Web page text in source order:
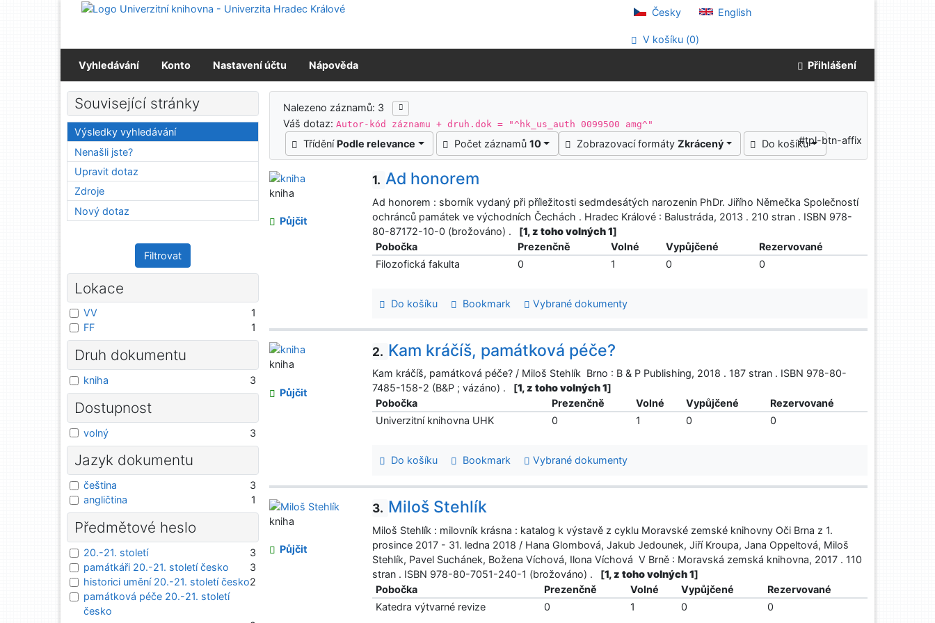
Přejít na obsah
Česky English
V košíku (0)
Vyhledávání Konto Nastavení účtu Nápověda Přihlášení
Výsledky vyhledávání
Nalezeno záznamů: 3
Váš dotaz:Autor-kód záznamu + druh.dok = "^hk_us_auth 0099500 amg^"
Třídění Podle relevance Počet záznamů 10 Zobrazovací formáty Zkrácený Do košíku#tpl-btn-affix
1. Ad honorem
Ad honorem : sborník vydaný při příležitosti sedmdesátých narozenin PhDr. Jiřího Němečka Společností
ochránců památek ve východních Čechách . Hradec Králové : Balustráda, 2013 . 210 stran . ISBN 978-
80-87172-10-0 (brožováno) .
[1, z toho volných 1]
Pobočka
Prezenčně Volné Vypůjčené
Rezervované
Filozofická fakulta
0 1 0 0
Do košíku Bookmark Vybrané dokumenty
kniha
Půjčit
2. Kam kráčíš, památková péče?
Kam kráčíš, památková péče? / Miloš Stehlík Brno : B & P Publishing, 2018 . 187 stran . ISBN 978-80-
7485-158-2 (B&P ; vázáno) .
[1, z toho volných 1]
Pobočka
Prezenčně Volné Vypůjčené
Rezervované
Univerzitní knihovna UHK
0 1 0 0
Do košíku Bookmark Vybrané dokumenty
kniha
Půjčit
3. Miloš Stehlík
Miloš Stehlík : milovník krásna : katalog k výstavě z cyklu Moravské zemské knihovny Oči Brna z 1.
prosince 2017 - 31. ledna 2018 / Hana Glombová, Jakub Jedounek, Jiří Kroupa, Jana Oppeltová, Miloš
Stehlík, Pavel Suchánek, Božena Víchová, Ilona Víchová V Brně : Moravská zemská knihovna, 2017 . 110
stran . ISBN 978-80-7051-240-1 (brožováno) .
[1, z toho volných 1]
Pobočka
Prezenčně Volné Vypůjčené
Rezervované
Katedra výtvarné revize
0 1 0 0
kniha
Půjčit
Související stránky
Výsledky vyhledávání
Nenašli jste?
Upravit dotaz
Zdroje
Nový dotaz
Filtrovat
Lokace
VV
1
FF
1
Druh dokumentu
kniha 3
Dostupnost
volný 3
Jazyk dokumentu
čeština
3
angličtina
1
Předmětové heslo
20.-21. století
3
památkáři 20.-21. století česko
3
historici umění 20.-21. století česko2
památková péče 20.-21. století
česko